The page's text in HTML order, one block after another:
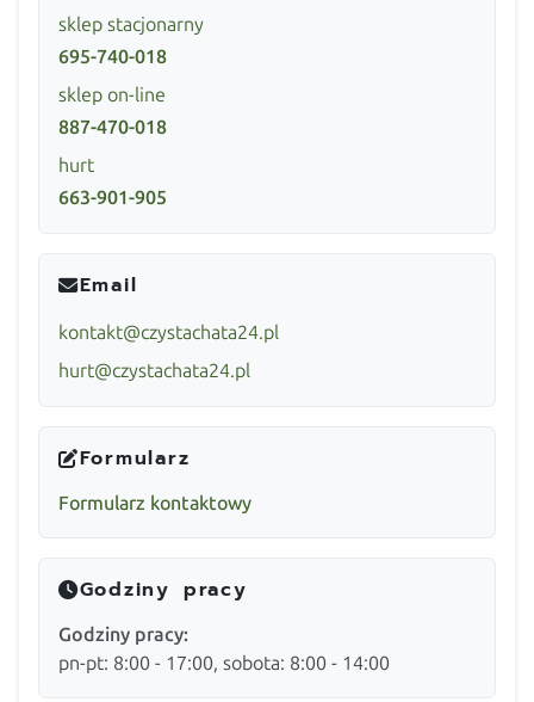
sklep stacjonarny
695-740-018
sklep on-line
887-470-018
hurt
663-901-905
Email
kontakt@czystachata24.pl
hurt@czystachata24.pl
Formularz
Formularz kontaktowy
Godziny pracy
Godziny pracy:
pn-pt: 8:00 - 17:00, sobota: 8:00 - 14:00